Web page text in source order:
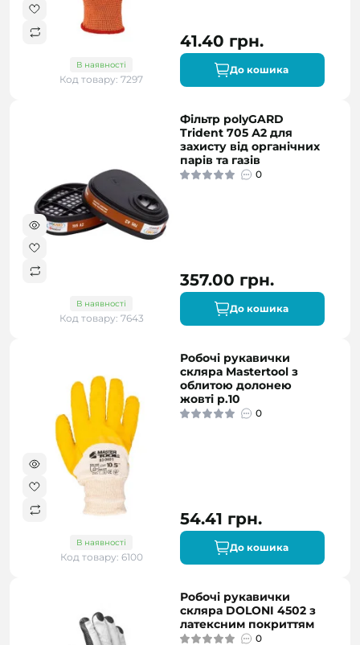
В наявності
Код товару: 7297
41.40 грн.
До кошика
В наявності
Код товару: 7643
Фільтр polyGARD
Trident 705 А2 для
захисту від органічних
парів та газів
0
357.00 грн.
До кошика
В наявності
Код товару: 6100
Робочі рукавички
скляра Mastertool з
облитою долонею
жовті р.10
0
54.41 грн.
До кошика
Робочі рукавички
скляра DOLONI 4502 з
латексним покриттям
0